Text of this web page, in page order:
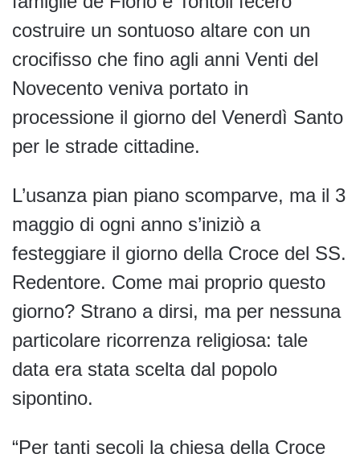
costruire un sontuoso altare con un
crocifisso che fino agli anni Venti del
Novecento veniva portato in
processione il giorno del Venerdì Santo
per le strade cittadine.
L’usanza pian piano scomparve, ma il 3
maggio di ogni anno s’iniziò a
festeggiare il giorno della Croce del SS.
Redentore. Come mai proprio questo
giorno? Strano a dirsi, ma per nessuna
particolare ricorrenza religiosa: tale
data era stata scelta dal popolo
sipontino.
“Per tanti secoli la chiesa della Croce